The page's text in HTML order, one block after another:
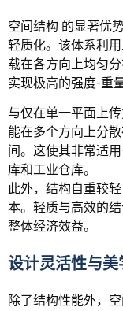
空间结构 的显著优
轻质化。该体系利
载在各方向上均匀
实现极高的强度-重量
与仅在单一平面上
能在多个方向上分
间。这使其非常适
库和工业仓库。
此外，结构自重较
本。轻质与高效的
整体经济效益。
设计灵活性与美
除了结构性能外，